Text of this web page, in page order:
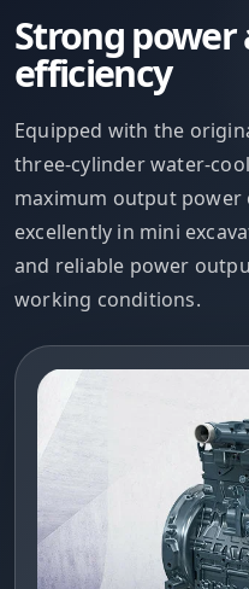
Strong
efficiency
Equipped with the
three-cylinder water-
maximum output power
excellently in mini
and reliable power
working conditions.